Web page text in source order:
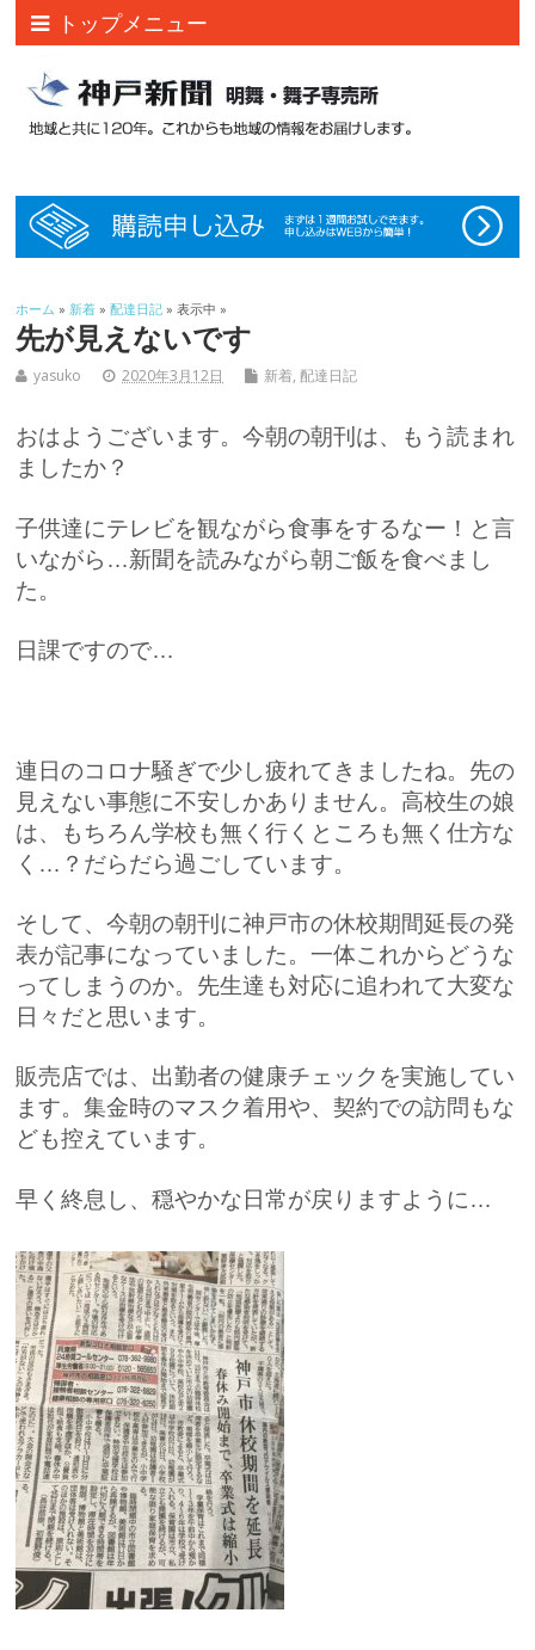
トップメニュー
ホーム »新着 »配達日記 » 表示中 »
先が見えないです
yasuko 2020年3月12日 新着, 配達日記
おはようございます。今朝の朝刊は、もう読まれ
ましたか？
子供達にテレビを観ながら食事をするなー！と言
いながら…新聞を読みながら朝ご飯を食べまし
た。
日課ですので…
連日のコロナ騒ぎで少し疲れてきましたね。先の
見えない事態に不安しかありません。高校生の娘
は、もちろん学校も無く行くところも無く仕方な
く…？だらだら過ごしています。
そして、今朝の朝刊に神戸市の休校期間延長の発
表が記事になっていました。一体これからどうな
ってしまうのか。先生達も対応に追われて大変な
日々だと思います。
販売店では、出勤者の健康チェックを実施してい
ます。集金時のマスク着用や、契約での訪問もな
ども控えています。
早く終息し、穏やかな日常が戻りますように…